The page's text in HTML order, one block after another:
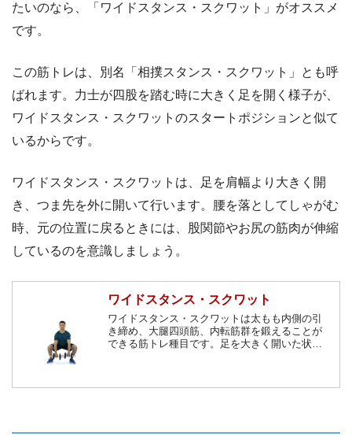
たいのなら、「ワイドスタンス・スクワット」がオススメ
です。
この筋トレは、別名「相撲スタンス・スクワット」とも呼
ばれます。力士が四股を踏む時に大きく足を開く様子が、
ワイドスタンス・スクワットのスタートポジションと似て
いるからです。
ワイドスタンス・スクワットは、足を肩幅より大きく開
き、つま先を外に開いて行います。腰を落としてしゃがむ
時、元の位置に戻るときには、股関節やお尻の筋肉が伸縮
しているのを意識しましょう。
ワイドスタンス・スクワット
ワイドスタンス・スクワットは太もも内側の引
き締め、大腿四頭筋、内転筋群を鍛えることが
できる筋トレ種目です。足を大きく開いた状態